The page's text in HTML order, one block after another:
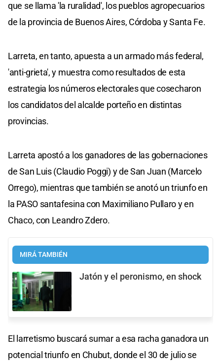
que se llama 'la ruralidad', los pueblos agropecuarios
de la provincia de Buenos Aires, Córdoba y Santa Fe.
Larreta, en tanto, apuesta a un armado más federal,
'anti-grieta', y muestra como resultados de esta
estrategia los números electorales que cosecharon
los candidatos del alcalde porteño en distintas
provincias.
Larreta apostó a los ganadores de las gobernaciones
de San Luis (Claudio Poggi) y de San Juan (Marcelo
Orrego), mientras que también se anotó un triunfo en
la PASO santafesina con Maximiliano Pullaro y en
Chaco, con Leandro Zdero.
MIRÁ TAMBIÉN
Jatón y el peronismo, en shock
El larretismo buscará sumar a esa racha ganadora un
potencial triunfo en Chubut, donde el 30 de julio se